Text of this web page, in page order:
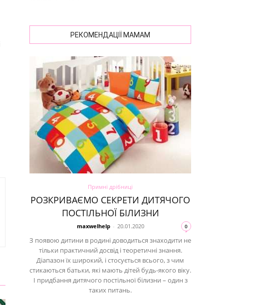
РЕКОМЕНДАЦІЇ МАМАМ
Примні дрібниці
РОЗКРИВАЄМО СЕКРЕТИ ДИТЯЧОГО
ПОСТІЛЬНОЇ БІЛИЗНИ
maxwelhelp - 20.01.2020 0
З появою дитини в родині доводиться знаходити не
тільки практичний досвід і теоретичні знання.
Діапазон їх широкий, і стосується всього, з чим
стикаються батьки, які мають дітей будь-якого віку.
І придбання дитячого постільної білизни – один з
таких питань.